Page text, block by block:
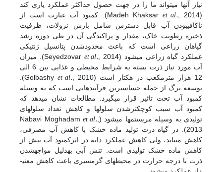
نیاز آن­ها می­تواند ما را در جهت حصول حداکثر عملکرد یاری کند
(Madeh Khaksar
et al.
, 2014). کمبود آب عبارت است از
ناکافی­بودن آب قابل دسترس شامل بارش نزولات، ظرفیت
ذخیره رطوبت خاک، مقدار و پراکندگی آن در طی دوره رشد
گیاهان زراعی است که باعث محدودشدن پتانسیل ژنتیکی
عملکرد گیاه زراعی می­شود (Seyedzovar
et al.
, 2014). میزان
آب مورد نیاز ذرت بسته به شرایط محیطی و غذایی بین 6 الی
12 هزار متر­مکعب در هکتار است (Golbashy
et al.
, 2010).
توسعه برگ از جمله حساس­ترین فرآیندهایى است که به وسیله
کمبود آب تحت تاثیر قرار می­گیرد. مطالعات نشان می­دهد که
کمبود آب سبب کوچک­تر­شدن سلول­ها و کاهش تعداد سلول­هاى
تولیدى به وسیله مریستم­ها می­شود (Nabavi Moghadam et al.,
2013). در گیاه ذرت تولید ماده خشک با کاهش آب مصرفی،
کاهش می­یابد، ولی کاهش عملکرد دانه در اثرکمبود آب بیش از
کاهش ماده خشک تولیدی است. تنش آبی به­دلیل مواجه­شدن
ذرت با درجه حرارت در محیط­های گرمسیری باعث کاهش معنی­